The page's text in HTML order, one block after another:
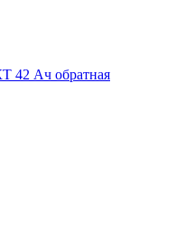
42 Ач обратная